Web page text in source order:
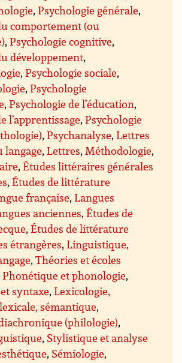
,Psychologie générale,
comportement (ou
,Psychologie cognitive,
développement,
,Psychologie sociale,
,Psychologie
,Psychologie de l’éducation,
l’apprentissage,Psychologie
,Psychanalyse,Lettres
langage,Lettres, Méthodologie,
,Études littéraires générales
,Études de littérature
française,Langues
anciennes,Études de
,Études de littérature
étrangères,Linguistique,
,Théories et écoles
Phonétique et phonologie,
syntaxe,Lexicologie,
sémantique,
(philologie),
, Stylistique et analyse
, Sémiologie,